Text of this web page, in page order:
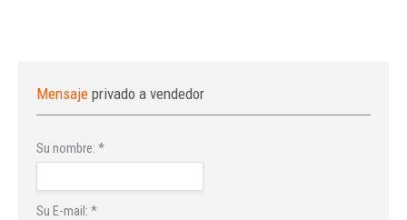
Mensaje privado a vendedor
Su nombre: *
Su E-mail: *